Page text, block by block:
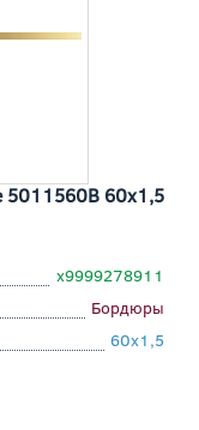
5011560В 60x1,5
х9999278911
Бордюры
60x1,5